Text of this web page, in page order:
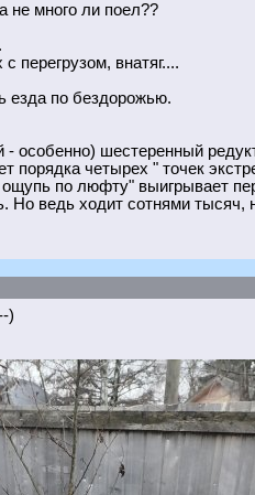
не много ли поел??
перегрузом, внатяг....
езда по бездорожью.
особенно) шестеренный
порядка четырех " точек
по люфту" выигрывает
Но ведь ходит сотнями тысяч,
)